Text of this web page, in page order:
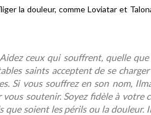
la douleur, comme Loviatar et
Aidez ceux qui souffrent, quelle
saints acceptent de se
Si vous souffrez en son nom,
vous soutenir. Soyez fidèle à votre
que soient les périls ou la douleur.